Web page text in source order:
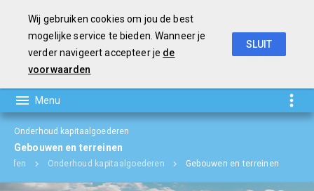
Onderhoud kapitaalgoederen
Gebouwen en terreinen
Onderhoud kapitaalgoederen Gebouwen en terreinen
Wij gebruiken cookies om jou de best
mogelijke service te bieden. Wanneer je
verder navigeert accepteer je de
voorwaarden
SLUIT